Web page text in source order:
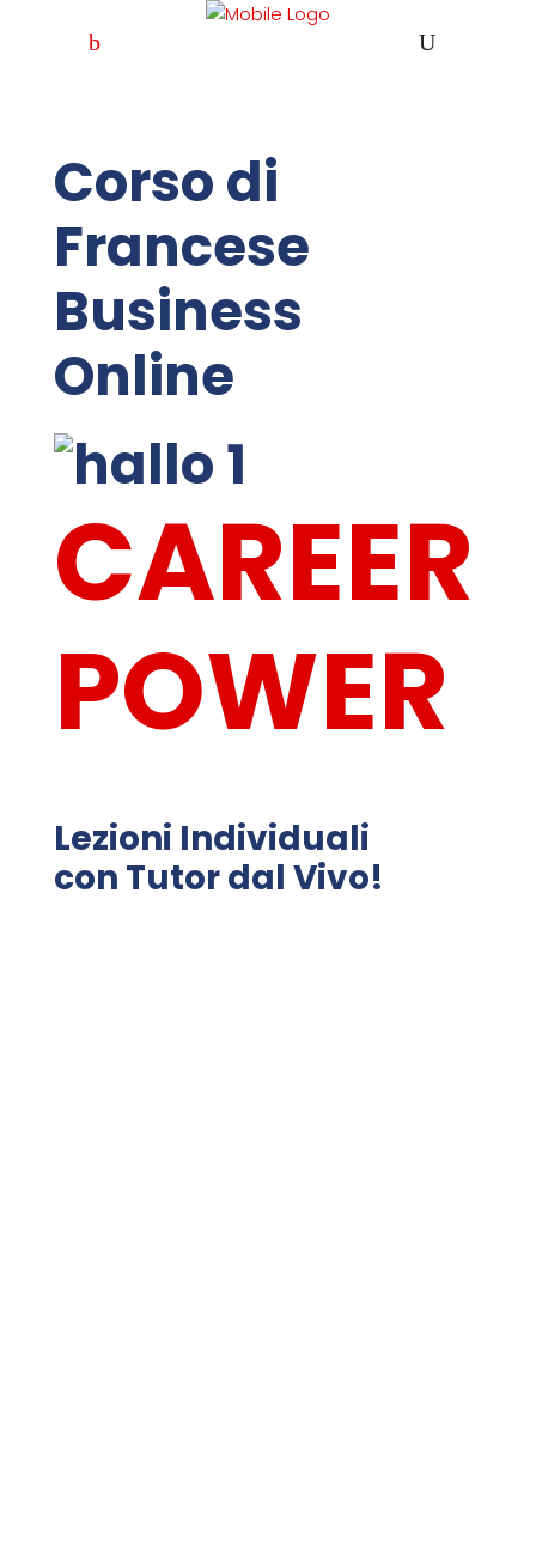
Corso di
Francese
Business
Online
CAREER
POWER
Lezioni Individuali
con Tutor dal Vivo!